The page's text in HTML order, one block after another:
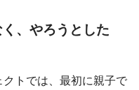
、やろうとした
トでは、最初に親子で